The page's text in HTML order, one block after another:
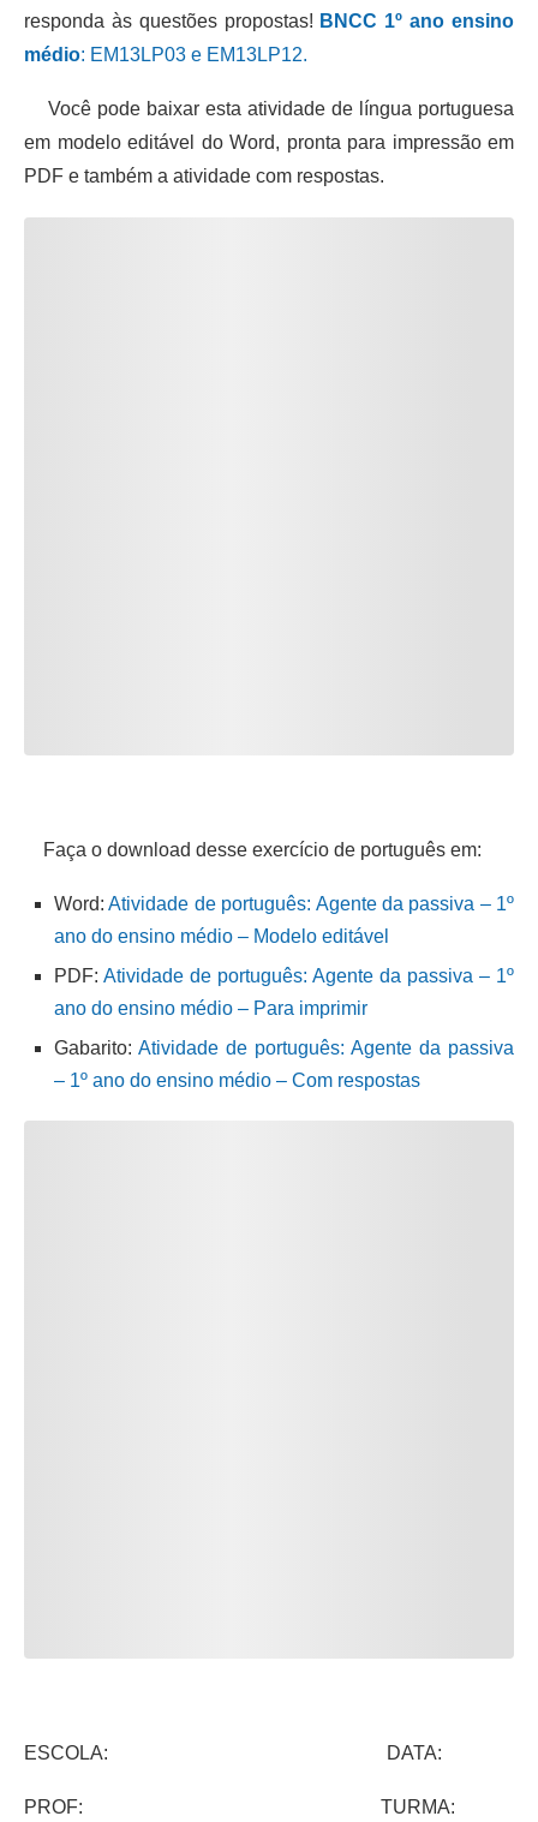
responda às questões propostas! BNCC 1º ano ensino
médio: EM13LP03 e EM13LP12.
Você pode baixar esta atividade de língua portuguesa
em modelo editável do Word, pronta para impressão em
PDF e também a atividade com respostas.
Faça o download desse exercício de português em:
Word:Atividade de português: Agente da passiva – 1º
ano do ensino médio – Modelo editável
PDF: Atividade de português: Agente da passiva – 1º
ano do ensino médio – Para imprimir
Gabarito: Atividade de português: Agente da passiva
– 1º ano do ensino médio – Com respostas
ESCOLA: DATA:
PROF: TURMA: